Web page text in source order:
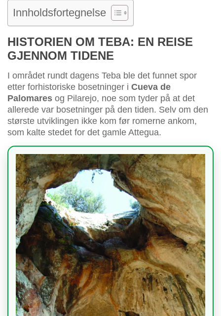
Innholdsfortegnelse
HISTORIEN OM TEBA: EN REISE
GJENNOM TIDENE
I området rundt dagens Teba ble det funnet spor
etter forhistoriske bosetninger i Cueva de
Palomares og Pilarejo, noe som tyder på at det
allerede var bosetninger på den tiden. Selv om den
største utviklingen ikke kom før romerne ankom,
som kalte stedet for det gamle Attegua.